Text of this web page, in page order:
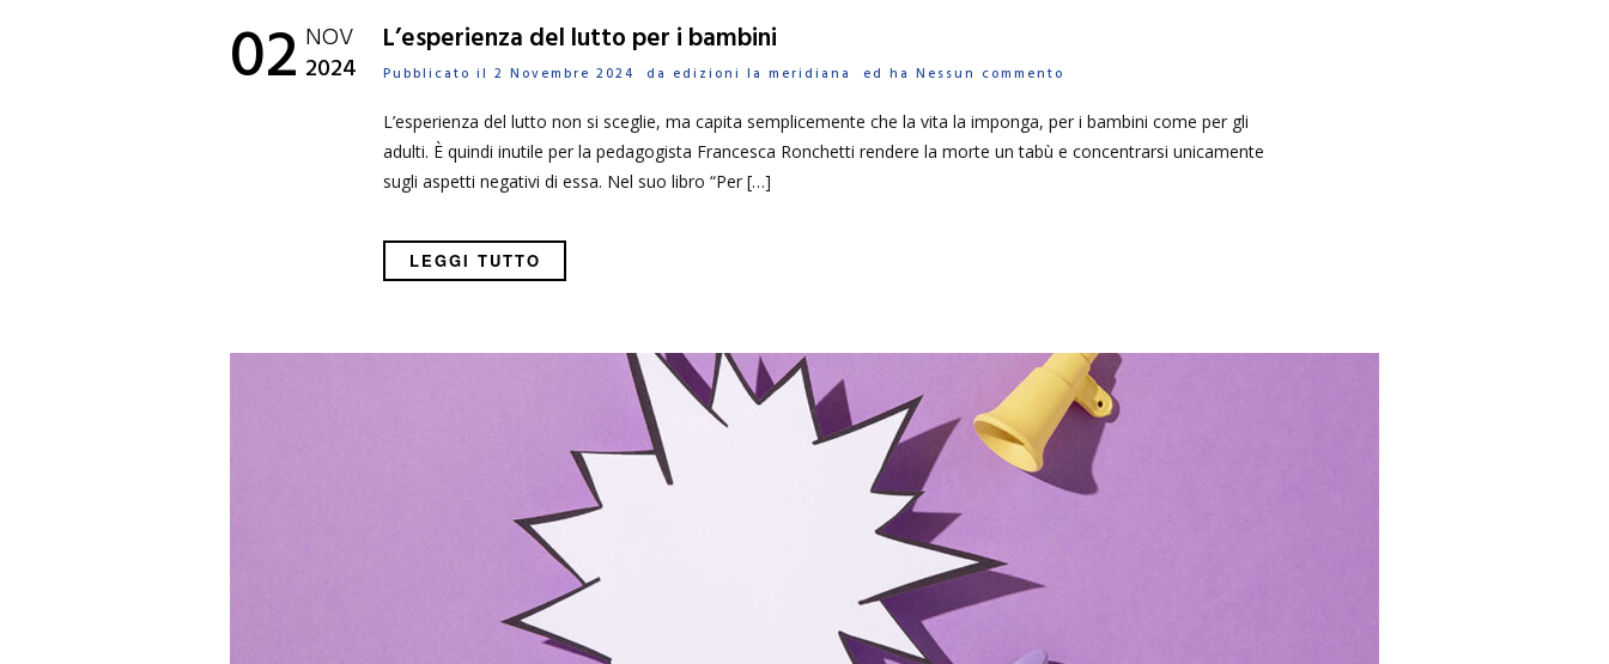
02 NOV
2024
L’esperienza del lutto per i bambini
Pubblicato il 2 Novembre 2024 da edizioni la meridiana ed ha Nessun commento
L’esperienza del lutto non si sceglie, ma capita semplicemente che la vita la imponga, per i bambini come per gli
adulti. È quindi inutile per la pedagogista Francesca Ronchetti rendere la morte un tabù e concentrarsi unicamente
sugli aspetti negativi di essa. Nel suo libro “Per […]
LEGGI TUTTO